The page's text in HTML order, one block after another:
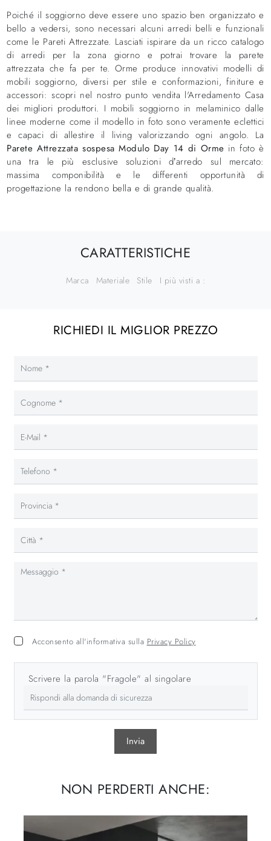
Poiché il soggiorno deve essere uno spazio ben organizzato e
bello a vedersi, sono necessari alcuni arredi belli e funzionali
come le Pareti Attrezzate. Lasciati ispirare da un ricco catalogo
di arredi per la zona giorno e potrai trovare la parete
attrezzata che fa per te. Orme produce innovativi modelli di
mobili soggiorno, diversi per stile e conformazioni, finiture e
accessori: scopri nel nostro punto vendita l'Arredamento Casa
dei migliori produttori. I mobili soggiorno in melaminico dalle
linee moderne come il modello in foto sono veramente eclettici
e capaci di allestire il living valorizzando ogni angolo. La
Parete Attrezzata sospesa Modulo Day 14 di Orme in foto è
una tra le più esclusive soluzioni d’arredo sul mercato:
massima componibilità e le differenti opportunità di
progettazione la rendono bella e di grande qualità.
CARATTERISTICHE
Marca Materiale Stile I più visti a :
RICHIEDI IL MIGLIOR PREZZO
Acconsento all'informativa sulla Privacy Policy
Scrivere la parola "Fragole" al singolare
Invia
NON PERDERTI ANCHE: